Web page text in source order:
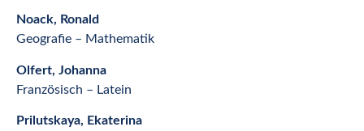
Noack, Ronald
Geografie – Mathematik
Olfert, Johanna
Französisch – Latein
Prilutskaya, Ekaterina